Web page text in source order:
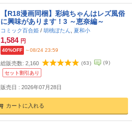
【R18漫画同梱】彩純ちゃんはレズ風俗
に興味があります！3 ～恵奈編～
コミック百合姫 / 胡桃ぼたん 夏和小
1,584 円
40%OFF ～08/24 23:59
総販売数: 2,160 (63) (9)
セット割引あり
販売日 : 2026年07月28日
カートに入れる